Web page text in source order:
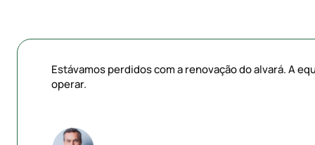
Estávamos perdidos com a renovação do alvará. A
operar.